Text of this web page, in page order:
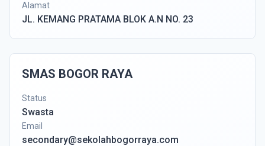
Alamat
JL. KEMANG PRATAMA BLOK A.N NO. 23
SMAS BOGOR RAYA
Status
Swasta
Email
secondary@sekolahbogorraya.com